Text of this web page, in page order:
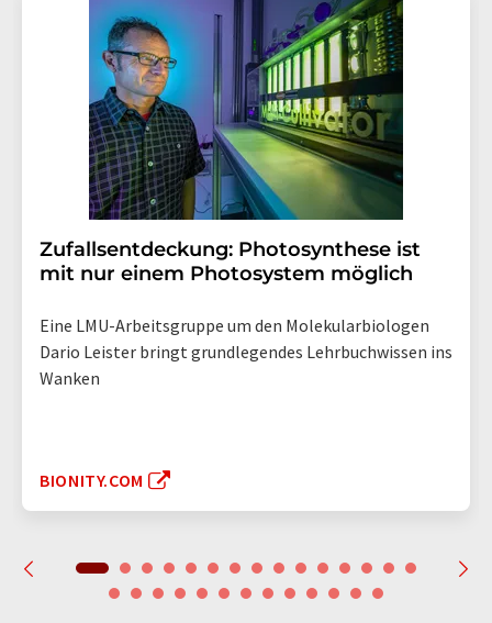
Zufallsentdeckung: Photosynthese ist
mit nur einem Photosystem möglich
Eine LMU-Arbeitsgruppe um den Molekularbiologen
Dario Leister bringt grundlegendes Lehrbuchwissen ins
Wanken
BIONITY.COM